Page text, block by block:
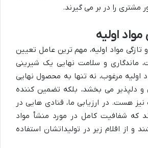
مشتری را در بر می گیرند.
اولیه
مواد اولیه، مهم ترین عامل تعیین
ماندگاری و سلامت نهایی یک شیرینی
اولیه مرغوب، نه تنها به محصول نهایی
دلپذیر می بخشد، بلکه تضمین کننده
هست. در ارزیابی ما، قنادی هایی در
که شفافیت کامل در مورد منشأ مواد
و از اقلام زیر در تولیداتشان استفاده